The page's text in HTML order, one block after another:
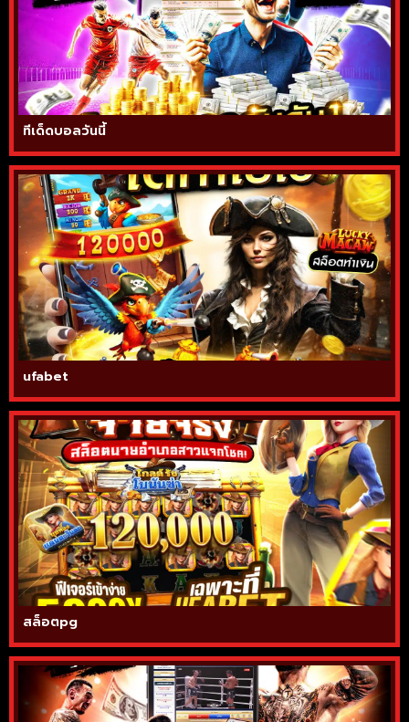
ทีเด็ดบอลวันนี้
ufabet
สล็อตpg